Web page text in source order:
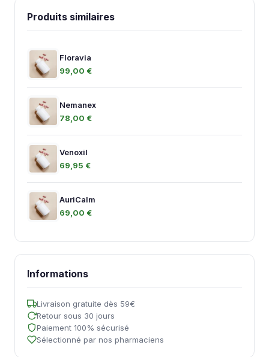
Produits similaires
Floravia
99,00 €
Nemanex
78,00 €
Venoxil
69,95 €
AuriCalm
69,00 €
Informations
Livraison gratuite dès 59€
Retour sous 30 jours
Paiement 100% sécurisé
Sélectionné par nos pharmaciens